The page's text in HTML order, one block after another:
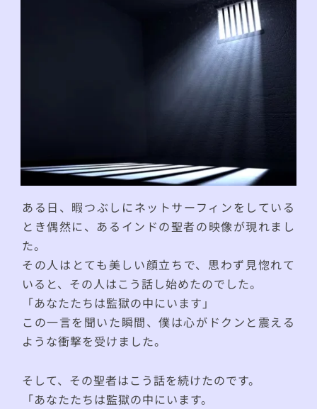
ある日、暇つぶしにネットサーフィンをしている
とき偶然に、あるインドの聖者の映像が現れまし
た。
その人はとても美しい顔立ちで、思わず見惚れて
いると、その人はこう話し始めたのでした。
「あなたたちは監獄の中にいます」
この一言を聞いた瞬間、僕は心がドクンと震える
ような衝撃を受けました。
そして、その聖者はこう話を続けたのです。
「あなたたちは監獄の中にいます。